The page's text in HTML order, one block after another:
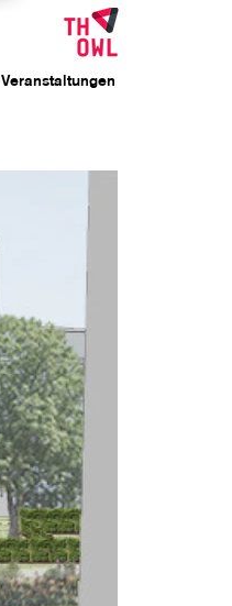
Veranstaltungen